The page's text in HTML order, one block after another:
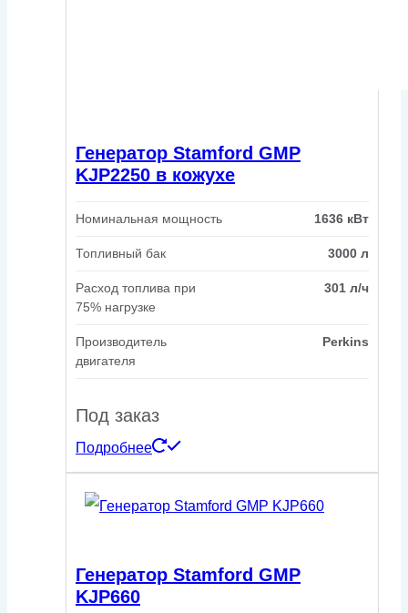
Генератор Stamford GMP
KJP2250 в кожухе
Номинальная мощность 1636 кВт
Топливный бак 3000 л
Расход топлива при
75% нагрузке
301 л/ч
Производитель
двигателя
Perkins
Под заказ
Подробнее
Генератор Stamford GMP
KJP660